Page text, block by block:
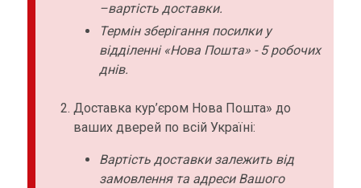
–вартість доставки.
Термін зберігання посилки у
відділенні «Нова Пошта» - 5 робочих
днів.
Доставка кур’єром Нова Пошта» до
ваших дверей по всій Україні:
Вартість доставки залежить від
замовлення та адреси Вашого